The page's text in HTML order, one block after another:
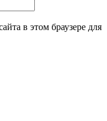
в этом браузере для